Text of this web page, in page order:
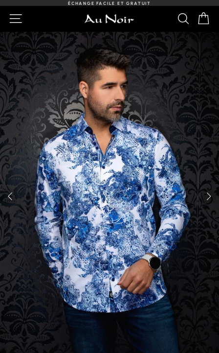
contenu
Pause
ÉCHANGE FACILE ET GRATUIT